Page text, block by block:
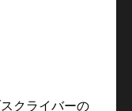
クライバーの